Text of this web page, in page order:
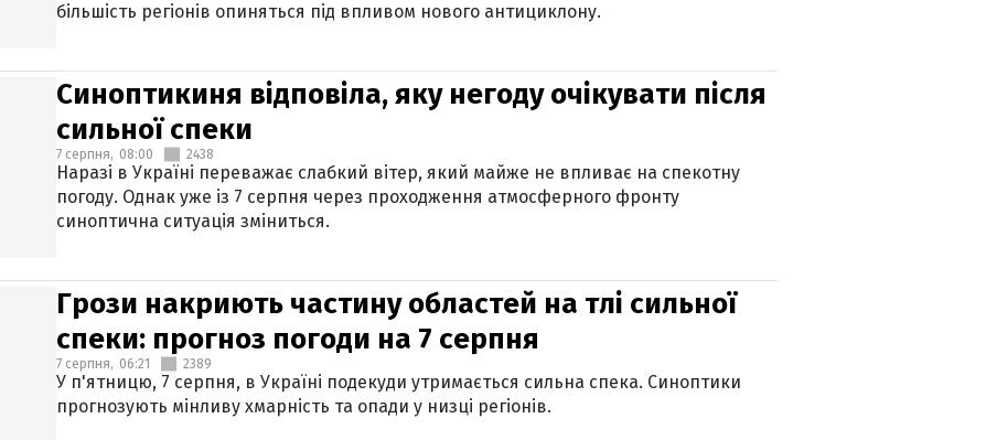
більшість регіонів опиняться під впливом нового антициклону.
Синоптикиня відповіла, яку негоду очікувати після
сильної спеки
7 серпня, 08:00 2438
Наразі в Україні переважає слабкий вітер, який майже не впливає на спекотну
погоду. Однак уже із 7 серпня через проходження атмосферного фронту
синоптична ситуація зміниться.
Грози накриють частину областей на тлі сильної
спеки: прогноз погоди на 7 серпня
7 серпня, 06:21 2389
У п'ятницю, 7 серпня, в Україні подекуди утримається сильна спека. Синоптики
прогнозують мінливу хмарність та опади у низці регіонів.